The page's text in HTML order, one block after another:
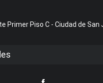
Primer Piso C - Ciudad de San